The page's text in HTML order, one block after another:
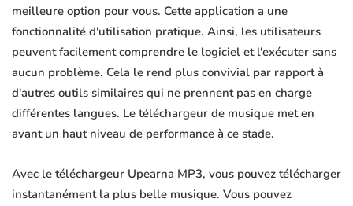
meilleure option pour vous. Cette application a une
fonctionnalité d'utilisation pratique. Ainsi, les utilisateurs
peuvent facilement comprendre le logiciel et l'exécuter sans
aucun problème. Cela le rend plus convivial par rapport à
d'autres outils similaires qui ne prennent pas en charge
différentes langues. Le téléchargeur de musique met en
avant un haut niveau de performance à ce stade.
Avec le téléchargeur Upearna MP3, vous pouvez télécharger
instantanément la plus belle musique. Vous pouvez